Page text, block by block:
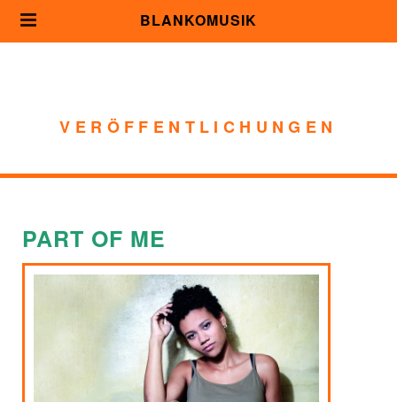
BLANKOMUSIK
VERÖFFENTLICHUNGEN
PART OF ME